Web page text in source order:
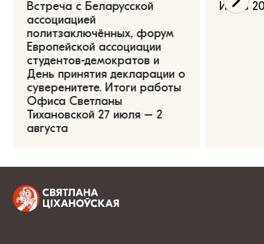
Встреча с Беларусской
ассоциацией
политзаключённых, форум
Европейской ассоциации
студентов-демократов и
День принятия декларации о
суверенитете. Итоги работы
Офиса Светланы
Тихановской 27 июля – 2
августа
Июль